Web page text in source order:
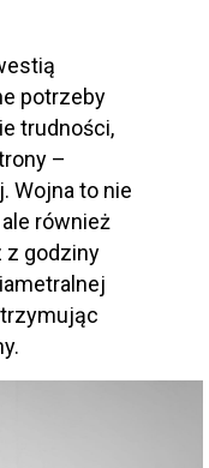
potrzeby
trudności,
–
Wojna to nie
również
z godziny